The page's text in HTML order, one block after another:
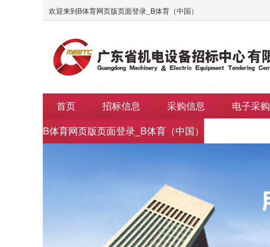
欢迎来到B体育网页版页面登录_B体育（中国）
首页 招标信息 采购信息 电子采购
B体育网页版页面登录_B体育（中国）